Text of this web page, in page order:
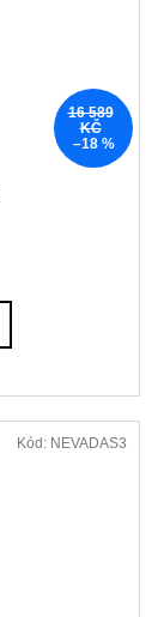
16 589
KČ
–18 %
Kód: NEVADAS3